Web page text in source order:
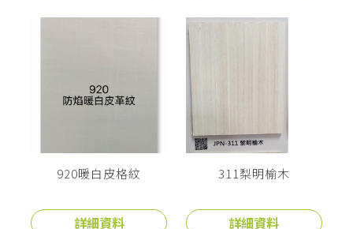
920暖白皮格紋
詳細資料
311梨明榆木
詳細資料